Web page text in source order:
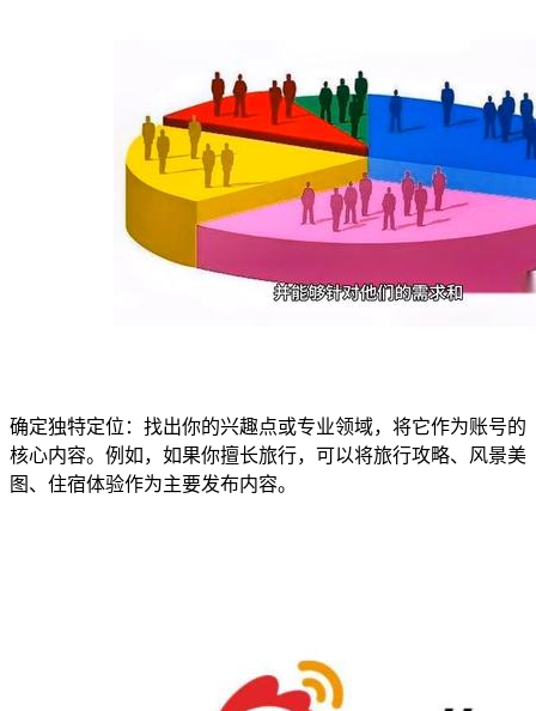
确定独特定位：找出你的兴趣点或专业领域，将它作为账号的
核心内容。例如，如果你擅长旅行，可以将旅行攻略、风景美
图、住宿体验作为主要发布内容。